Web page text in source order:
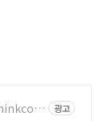
광고